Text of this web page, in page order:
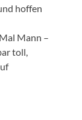
hoffen
Mann –
toll,